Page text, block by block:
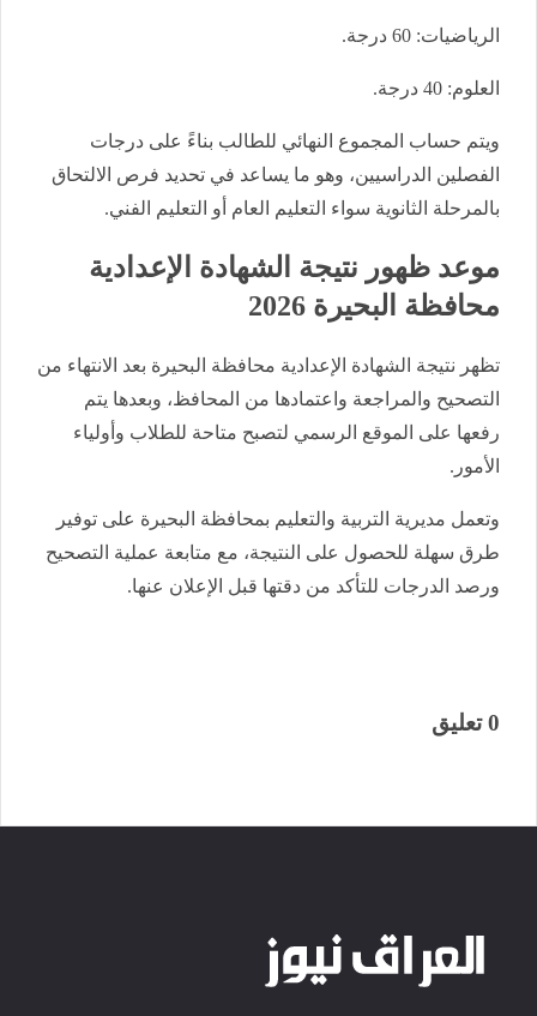
الرياضيات: 60 درجة.
العلوم: 40 درجة.
ويتم حساب المجموع النهائي للطالب بناءً على درجات
الفصلين الدراسيين، وهو ما يساعد في تحديد فرص الالتحاق
بالمرحلة الثانوية سواء التعليم العام أو التعليم الفني.
موعد ظهور نتيجة الشهادة الإعدادية
محافظة البحيرة 2026
تظهر نتيجة الشهادة الإعدادية محافظة البحيرة بعد الانتهاء من
التصحيح والمراجعة واعتمادها من المحافظ، وبعدها يتم
رفعها على الموقع الرسمي لتصبح متاحة للطلاب وأولياء
الأمور.
وتعمل مديرية التربية والتعليم بمحافظة البحيرة على توفير
طرق سهلة للحصول على النتيجة، مع متابعة عملية التصحيح
ورصد الدرجات للتأكد من دقتها قبل الإعلان عنها.
0 تعليق